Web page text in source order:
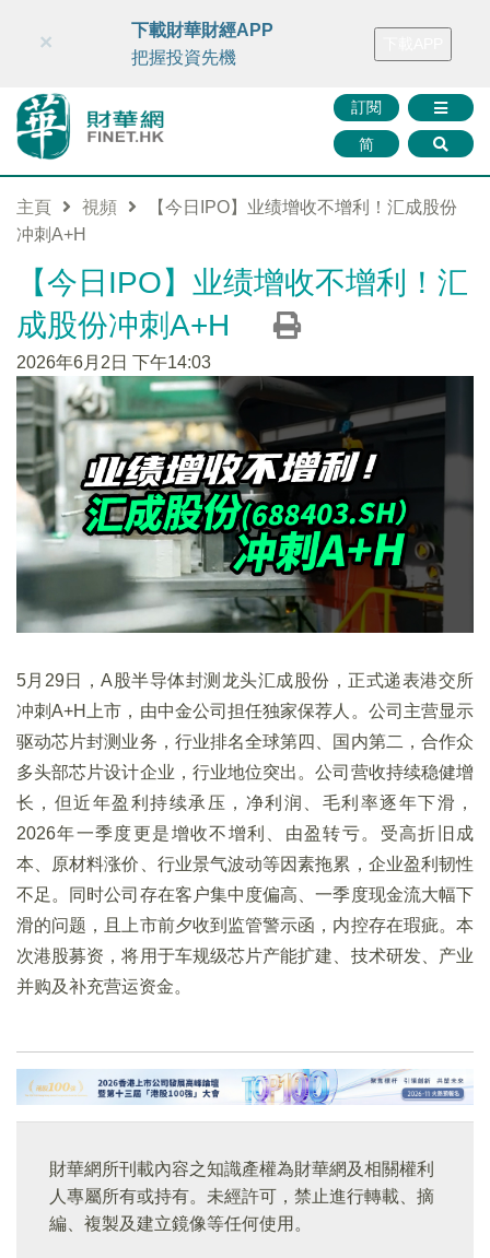
財華智庫網 FINTV FINMETA 財華證券 媒體矩陣
訂閱
简
×
下載財華財經APP
把握投資先機
主頁 視頻
【今日IPO】业绩增收不增利！汇成股份
冲刺A+H
【今日IPO】业绩增收不增利！汇
成股份冲刺A+H
2026年6月2日 下午14:03
5月29日，A股半导体封测龙头汇成股份，正式递表港交所
冲刺A+H上市，由中金公司担任独家保荐人。公司主营显示
驱动芯片封测业务，行业排名全球第四、国内第二，合作众
多头部芯片设计企业，行业地位突出。公司营收持续稳健增
长，但近年盈利持续承压，净利润、毛利率逐年下滑，
2026年一季度更是增收不增利、由盈转亏。受高折旧成
本、原材料涨价、行业景气波动等因素拖累，企业盈利韧性
不足。同时公司存在客户集中度偏高、一季度现金流大幅下
滑的问题，且上市前夕收到监管警示函，内控存在瑕疵。本
次港股募资，将用于车规级芯片产能扩建、技术研发、产业
并购及补充营运资金。
財華網所刊載內容之知識產權為財華網及相關權利
人專屬所有或持有。未經許可，禁止進行轉載、摘
編、複製及建立鏡像等任何使用。